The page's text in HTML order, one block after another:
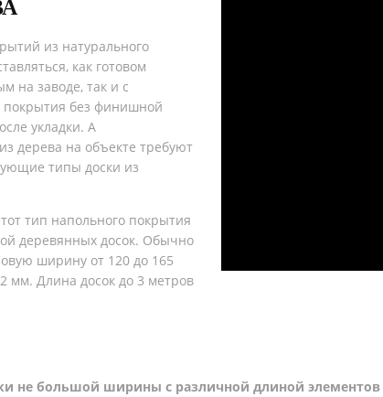
из натурального
как готовом
на заводе, так и с
покрытия без финишной
укладки. А
дерева на объекте требуют
типы доски из
тип напольного покрытия
деревянных досок. Обычно
ширину от 120 до 165
мм. Длина досок до 3 метров
не большой ширины с различной длиной элементов